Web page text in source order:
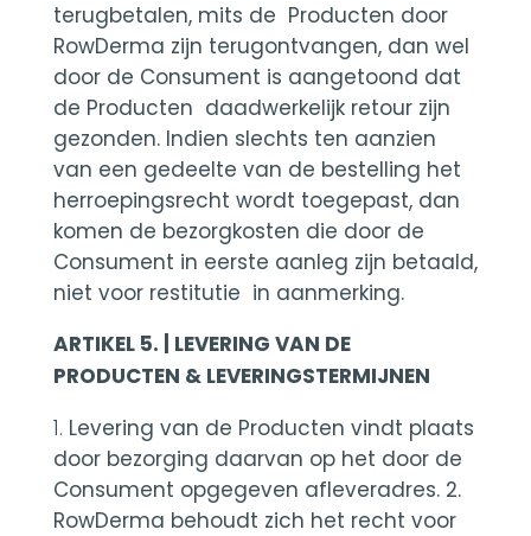
terugbetalen, mits de Producten door
RowDerma zijn terugontvangen, dan wel
door de Consument is aangetoond dat
de Producten daadwerkelijk retour zijn
gezonden. Indien slechts ten aanzien
van een gedeelte van de bestelling het
herroepingsrecht wordt toegepast, dan
komen de bezorgkosten die door de
Consument in eerste aanleg zijn betaald,
niet voor restitutie in aanmerking.
ARTIKEL 5. | LEVERING VAN DE
PRODUCTEN & LEVERINGSTERMIJNEN
Levering van de Producten vindt plaats
door bezorging daarvan op het door de
Consument opgegeven afleveradres. 2.
RowDerma behoudt zich het recht voor